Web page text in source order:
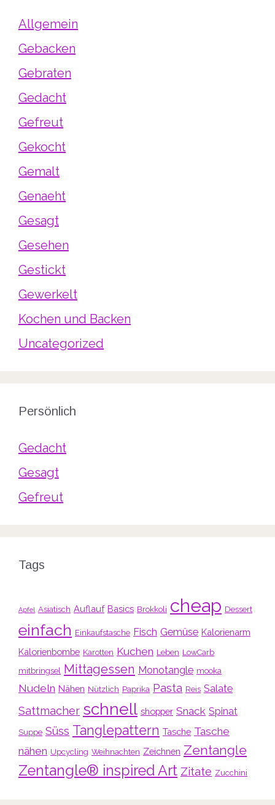
Allgemein
Gebacken
Gebraten
Gedacht
Gefreut
Gekocht
Gemalt
Genaeht
Gesagt
Gesehen
Gestickt
Gewerkelt
Kochen und Backen
Uncategorized
Persönlich
Gedacht
Gesagt
Gefreut
Tags
Apfel Asiatisch Auflauf Basics Brokkoli cheap Dessert
einfach Einkaufstasche Fisch Gemüse Kalorienarm
Kalorienbombe Karotten Kuchen Leben LowCarb
mitbringsel Mittagessen Monotangle mooka
Nudeln Nähen Nützlich Paprika Pasta Reis Salate
Sattmacher schnell shopper Snack Spinat
Suppe Süss Tanglepattern Tasche Tasche
nähen Upcycling Weihnachten Zeichnen Zentangle
Zentangle® inspired Art Zitate Zucchini